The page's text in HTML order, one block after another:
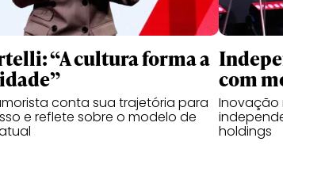
“A cultura forma a
conta sua trajetória para
e reflete sobre o modelo de
com
Inovação
independentes
holdings